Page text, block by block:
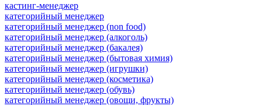
кастинг-менеджер
категорийный менеджер
категорийный менеджер (non food)
категорийный менеджер (алкоголь)
категорийный менеджер (бакалея)
категорийный менеджер (бытовая химия)
категорийный менеджер (игрушки)
категорийный менеджер (косметика)
категорийный менеджер (обувь)
категорийный менеджер (овощи, фрукты)